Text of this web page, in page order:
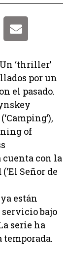
‘thriller’
por un
el pasado.
of
cuenta con la
Señor de
están
bajo
serie ha
temporada.